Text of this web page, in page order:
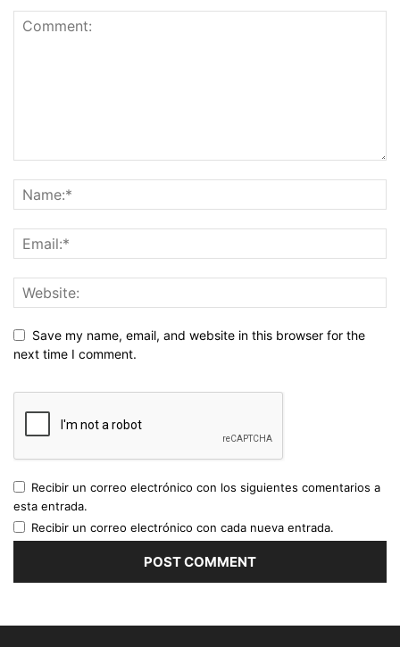
Save my name, email, and website in this browser for the
next time I comment.
Recibir un correo electrónico con los siguientes comentarios a
esta entrada.
Recibir un correo electrónico con cada nueva entrada.